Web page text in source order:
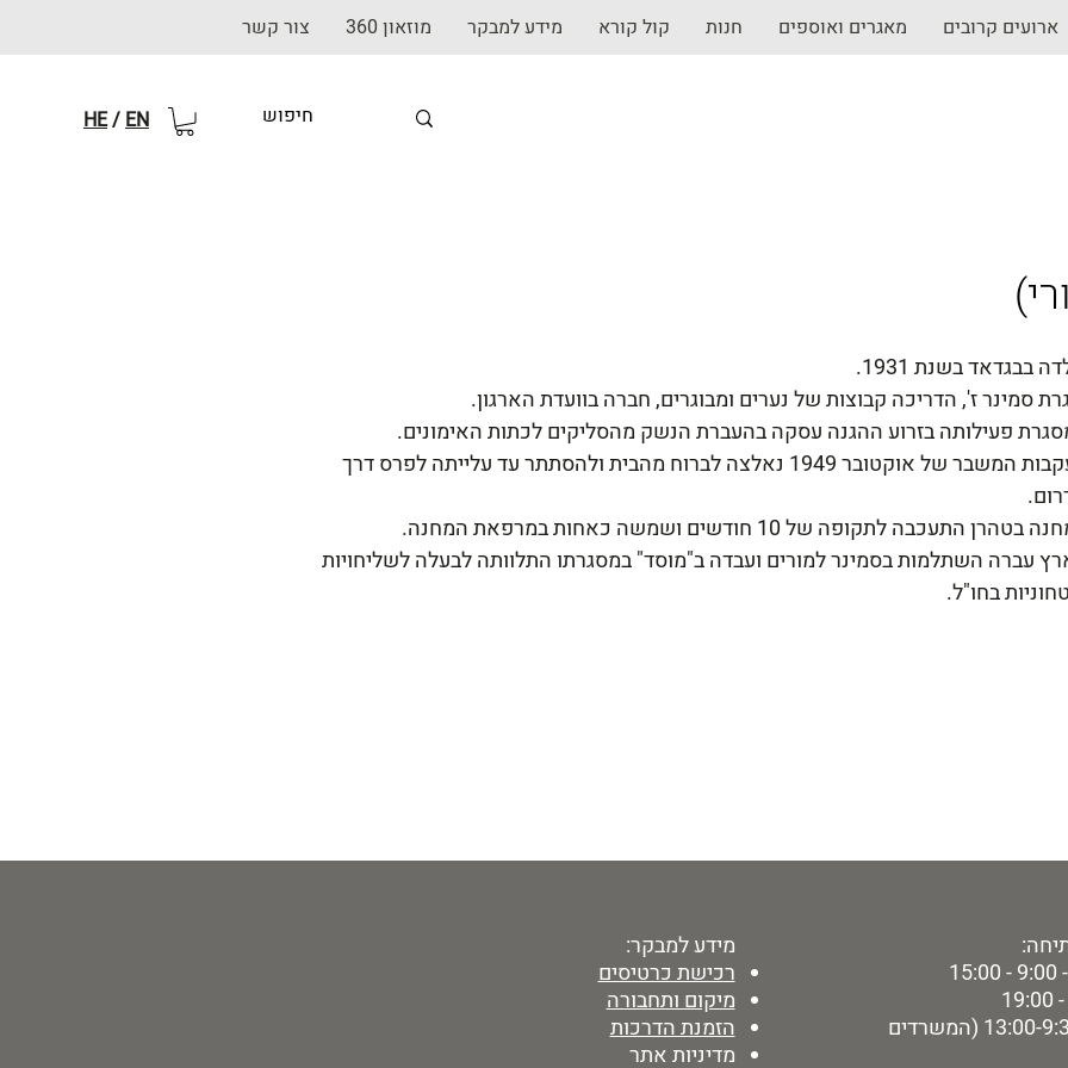
ארועים קרובים מאגרים ואוספים חנות קול קורא מידע למבקר מוזאון 360 צור קשר
HE/EN
בבגדאד בשנת 1931.
סמינר ז', הדריכה קבוצות של נערים ומבוגרים, חברה בוועדת הארגון.
פעילותה בזרוע ההגנה עסקה בהעברת הנשק מהסליקים לכתות האימונים.
בעקבות המשבר של אוקטובר 1949 נאלצה לברוח מהבית ולהסתתר עד עלייתה לפרס דרך
בטהרן התעכבה לתקופה של 10 חודשים ושמשה כאחות במרפאת המחנה.
עברה השתלמות בסמינר למורים ועבדה ב"מוסד" במסגרתו התלוותה לבעלה לשליחויות
בחו"ל.
מידע למבקר:
רכישת כרטיסים
מיקום ותחבורה
הזמנת הדרכות
מדיניות אתר
ימי ו' - 13:00-9:30 (המשרדים